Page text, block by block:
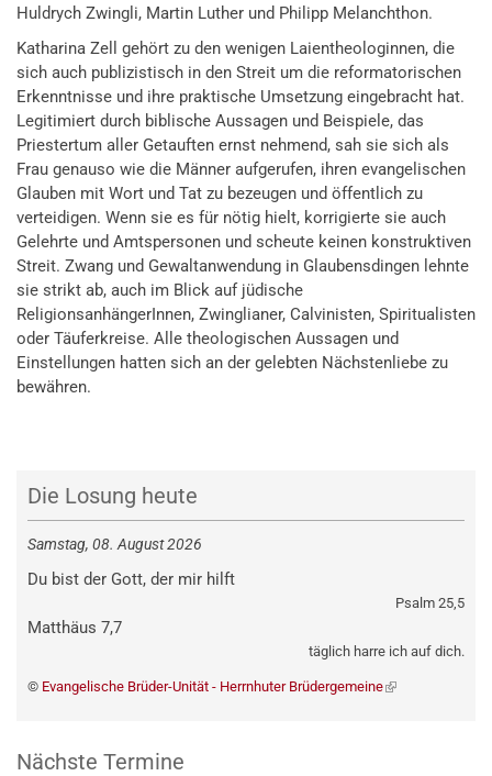
Huldrych Zwingli, Martin Luther und Philipp Melanchthon.
Katharina Zell gehört zu den wenigen Laientheologinnen, die
sich auch publizistisch in den Streit um die reformatorischen
Erkenntnisse und ihre praktische Umsetzung eingebracht hat.
Legitimiert durch biblische Aussagen und Beispiele, das
Priestertum aller Getauften ernst nehmend, sah sie sich als
Frau genauso wie die Männer aufgerufen, ihren evangelischen
Glauben mit Wort und Tat zu bezeugen und öffentlich zu
verteidigen. Wenn sie es für nötig hielt, korrigierte sie auch
Gelehrte und Amtspersonen und scheute keinen konstruktiven
Streit. Zwang und Gewaltanwendung in Glaubensdingen lehnte
sie strikt ab, auch im Blick auf jüdische
ReligionsanhängerInnen, Zwinglianer, Calvinisten, Spiritualisten
oder Täuferkreise. Alle theologischen Aussagen und
Einstellungen hatten sich an der gelebten Nächstenliebe zu
bewähren.
Die Losung heute
Samstag, 08. August 2026
Du bist der Gott, der mir hilft
Psalm 25,5
Matthäus 7,7
täglich harre ich auf dich.
© Evangelische Brüder-Unität - Herrnhuter Brüdergemeine(externer
Nächste Termine